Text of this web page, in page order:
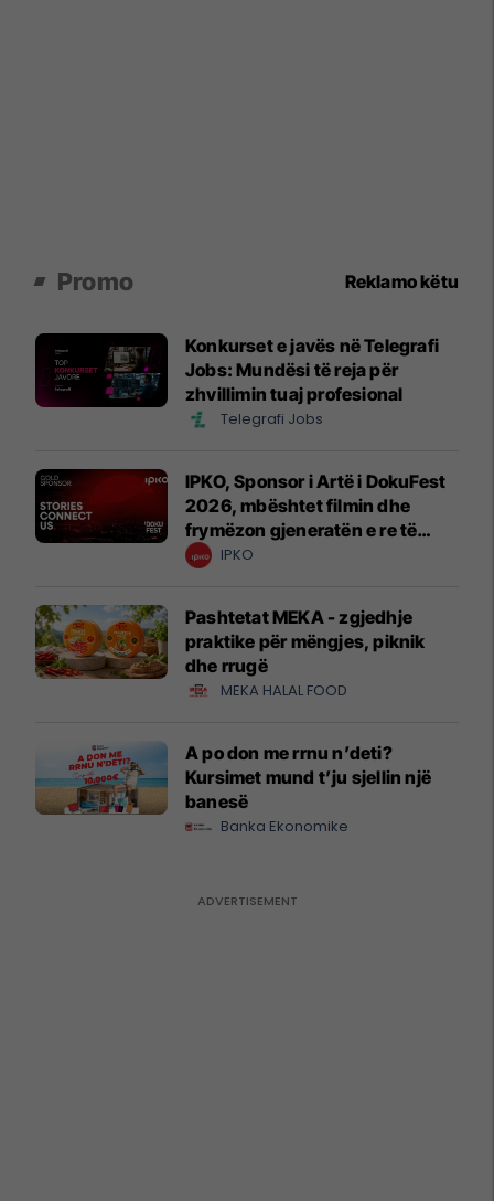
Promo Reklamo këtu
Konkurset e javës në Telegrafi
Jobs: Mundësi të reja për
zhvillimin tuaj profesional
Telegrafi Jobs
IPKO, Sponsor i Artë i DokuFest
2026, mbështet filmin dhe
frymëzon gjeneratën e re të
krijuesve
IPKO
Pashtetat MEKA - zgjedhje
praktike për mëngjes, piknik
dhe rrugë
MEKA HALAL FOOD
A po don me rrnu n’deti?
Kursimet mund t’ju sjellin një
banesë
Banka Ekonomike